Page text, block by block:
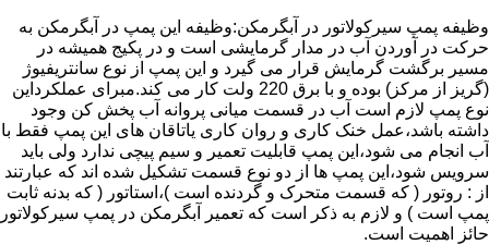
وظیفه پمپ سیرکولاتور در آبگرمکن:وظیفه این پمپ در آبگرمکن به
حرکت در آوردن آب در مدار گرمایشی است و در پکیج همیشه در
مسیر برگشت گرمایش قرار می گیرد و این پمپ از نوع سانتریفیوژ
(گریز از مرکز) بوده و با برق 220 ولت کار می کند.مبرای عملکرداین
نوع پمپ لازم است آب در قسمت میانی پروانه آب پخش کن وجود
داشته باشد،عمل خنک کاری و روان کاری یاتاقان های این پمپ فقط با
آب انجام می شود،این پمپ قابلیت تعمیر و سیم پیچی ندارد ولی باید
سرویس شود،این پمپ ها از دو نوع قسمت تشکیل شده اند که عبارتند
از : روتور ( که قسمت متحرک و گردنده است )،استاتور ( که بدنه ثابت
پمپ است ) و لازم به ذکر است که تعمیر آبگرمکن در پمپ سیرکولاتور
حائز اهمیت است.